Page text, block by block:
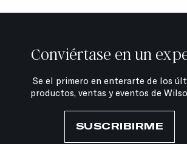
Conviértase en un
Se el primero en enterarte de los
productos, ventas y eventos de
SUSCRIBIRME